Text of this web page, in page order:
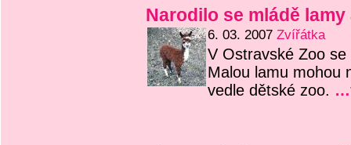
Narodilo se mládě lamy
6. 03. 2007 Zvířátka
V Ostravské Zoo
Malou lamu mohou
vedle dětské zoo.